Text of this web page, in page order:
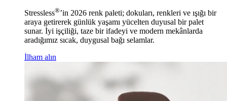
Stressless®’in 2026 renk paleti; dokuları, renkleri ve ışığı bir
araya getirerek günlük yaşamı yücelten duyusal bir palet
sunar. İyi işçiliği, taze bir ifadeyi ve modern mekânlarda
aradığımız sıcak, duygusal bağı selamlar.
İlham alın